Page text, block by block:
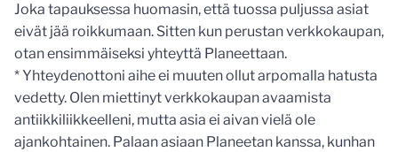
Joka tapauksessa huomasin, että tuossa puljussa asiat
eivät jää roikkumaan. Sitten kun perustan verkkokaupan,
otan ensimmäiseksi yhteyttä Planeettaan.
* Yhteydenottoni aihe ei muuten ollut arpomalla hatusta
vedetty. Olen miettinyt verkkokaupan avaamista
antiikkiliikkeelleni, mutta asia ei aivan vielä ole
ajankohtainen. Palaan asiaan Planeetan kanssa, kunhan